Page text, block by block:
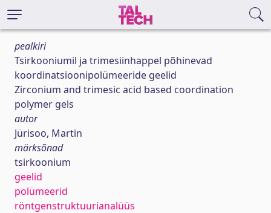
pealkiri
Tsirkooniumil ja trimesiinhappel põhinevad
koordinatsioonipolümeeride geelid
Zirconium and trimesic acid based coordination
polymer gels
autor
Jürisoo, Martin
märksõnad
tsirkoonium
geelid
polümeerid
röntgenstruktuurianalüüs